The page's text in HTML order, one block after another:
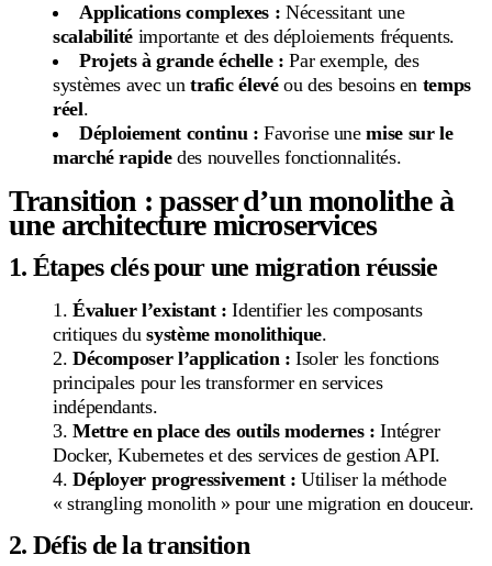
Applications complexes : Nécessitant une
scalabilité importante et des déploiements fréquents.
Projets à grande échelle : Par exemple, des
systèmes avec un trafic élevéou des besoins en temps
réel.
Déploiement continu : Favorise unemise sur le
marché rapidedes nouvelles fonctionnalités.
Transition : passer d’un monolithe à
une architecture microservices
1. Étapes clés pour une migration réussie
Évaluer l’existant : Identifier les composants
critiques dusystème monolithique.
Décomposer l’application : Isoler les fonctions
principales pour les transformer en services
indépendants.
Mettre en place des outils modernes : Intégrer
Docker, Kubernetes et des services de gestion API.
Déployer progressivement : Utiliser la méthode
« strangling monolith » pour une migration en douceur.
2. Défis de la transition